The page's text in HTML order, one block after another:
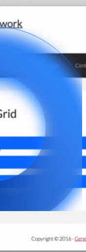
sản phẩm & dịch vụ